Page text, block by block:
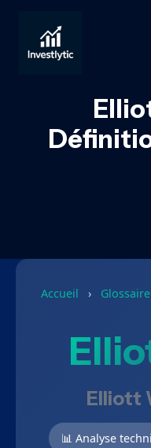
contenu
Accueil ›
Elliott
📊 Analyse